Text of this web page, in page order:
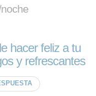
hacer feliz a tu
y refrescantes